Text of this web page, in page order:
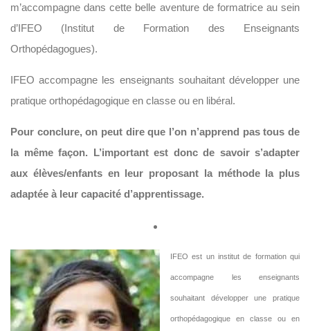
m’accompagne dans cette belle aventure de formatrice au sein
d’IFEO (Institut de Formation des Enseignants
Orthopédagogues).
IFEO accompagne les enseignants souhaitant développer une
pratique orthopédagogique en classe ou en libéral.
Pour conclure, on peut dire que l’on n’apprend pas tous de
la même façon. L’important est donc de savoir s’adapter
aux élèves/enfants en leur proposant la méthode la plus
adaptée à leur capacité d’apprentissage.
IFEO est un institut de formation qui
accompagne les enseignants
souhaitant développer une pratique
orthopédagogique en classe ou en